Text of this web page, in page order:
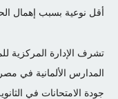
أقل نوعية بسبب إهمال
تشرف الإدارة المركزية
المدارس الألمانية في
جودة الامتحانات في